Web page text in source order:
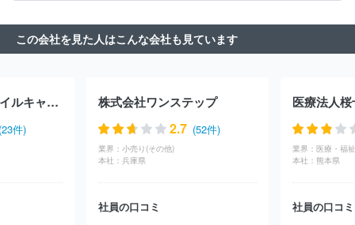
社アイルネット
株式会社ティンパンアレイ
レグセントジョイラ
ー株式会社
株式会社矢田 チバビジネス株式会社
ン株式会社
株式会社アンカーネットワークサービス
株式会社ｄ
株式会社クラモト
株式会社ミロク情報サービス
株式会社オーダ
ーチーズ
株式会社アデリー アイドゥー株式会社
グリーン商事
株式会社
株式会社犬の家
株式会社パワーセラー 株式会社ベルーナ
株
株式会社アクティス
加茂川啓明電機株式会社
この会社を見た人はこんな会社も見ています
株式会社アイスタイルキャリア
件)
株式会社ワンステップ
2.7 (52件)
業界： 小売り(その他)
本社： 兵庫県
社員の口コミ
医療法人
業界： 医療・福
本社： 熊本県
社員の口コミ